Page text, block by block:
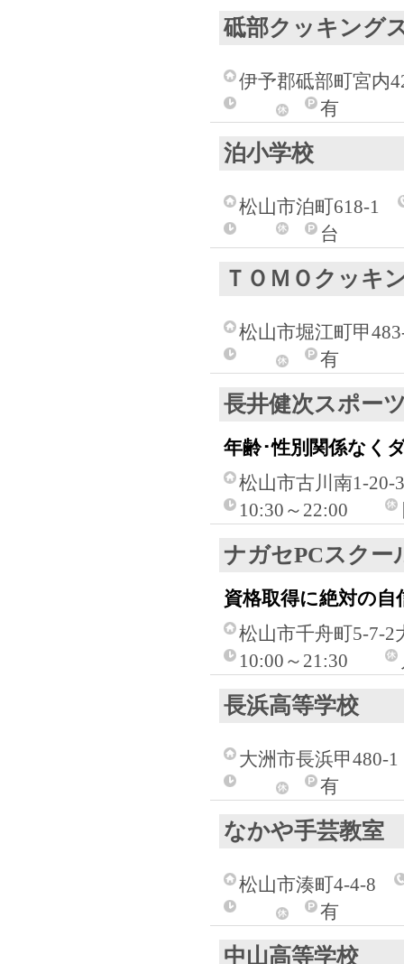
砥部クッキング
伊予郡砥部町宮内
有
泊小学校
松山市泊町618-1
台
ＴＯＭＯクッキ
松山市堀江町甲
有
長井健次スポー
年齢･性別関係なく
松山市古川南1-20-
10:30～22:00
ナガセPCスクー
資格取得に絶対の
松山市千舟町5-7-2
10:00～21:30
長浜高等学校
大洲市長浜甲480-1
有
なかや手芸教室
松山市湊町4-4-8
有
中山高等学校